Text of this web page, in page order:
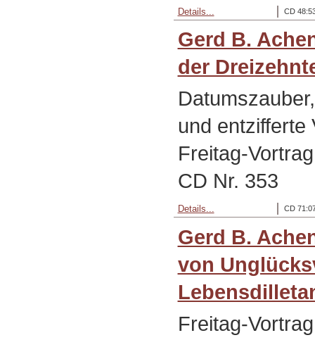
CD
Details...
Gerd B.
der
und entzifferte
Freitag-
CD Nr. 353
CD
Details...
Gerd B.
von
Freitag-